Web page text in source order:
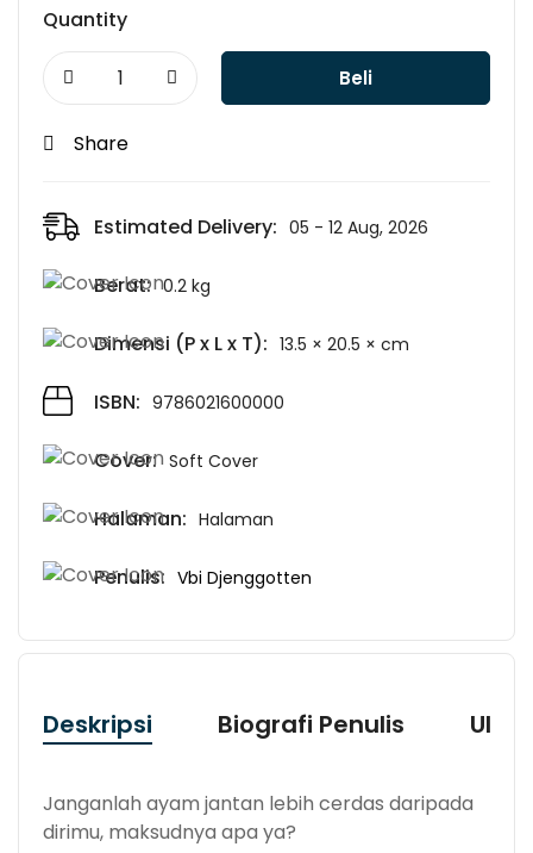
Quantity
Beli
Share
Estimated Delivery: 05 - 12 Aug, 2026
Berat: 0.2 kg
Dimensi (P x L x T): 13.5 × 20.5 × cm
ISBN: 9786021600000
Cover: Soft Cover
Halaman: Halaman
Penulis: Vbi Djenggotten
Deskripsi Biografi Penulis
Janganlah ayam jantan lebih cerdas daripada
dirimu, maksudnya apa ya?